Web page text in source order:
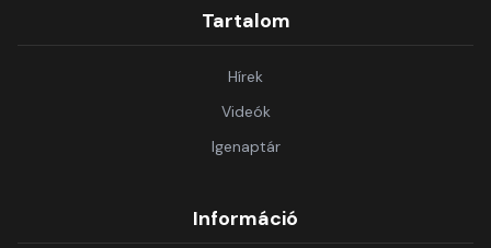
Tartalom
Hírek
Videók
Igenaptár
Információ